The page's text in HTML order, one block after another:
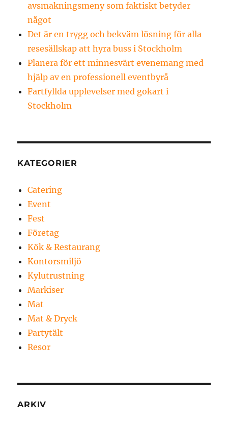
avsmakningsmeny som faktiskt betyder
något
Det är en trygg och bekväm lösning för alla
resesällskap att hyra buss i Stockholm
Planera för ett minnesvärt evenemang med
hjälp av en professionell eventbyrå
Fartfyllda upplevelser med gokart i
Stockholm
KATEGORIER
Catering
Event
Fest
Företag
Kök & Restaurang
Kontorsmiljö
Kylutrustning
Markiser
Mat
Mat & Dryck
Partytält
Resor
ARKIV